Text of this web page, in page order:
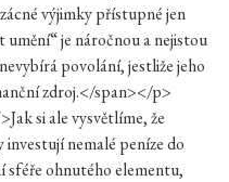
výjimky přístupné jen
umění“ je náročnou a nejistou
povolání, jestliže jeho
zdroj.</span></p>
si ale vysvětlíme, že
nemalé peníze do
ohnutého elementu,